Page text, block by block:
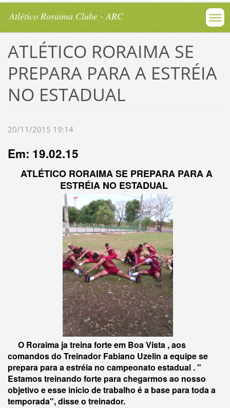
Atlético Roraima Clube - ARC
ATLÉTICO RORAIMA SE
PREPARA PARA A ESTRÉIA
NO ESTADUAL
20/11/2015 19:14
Em: 19.02.15
ATLÉTICO RORAIMA SE PREPARA PARA A
ESTRÉIA NO ESTADUAL
O Roraima ja treina forte em Boa Vista , aos
comandos do Treinador Fabiano Uzelin a equipe se
prepara para a estréia no campeonato estadual . "
Estamos treinando forte para chegarmos ao nosso
objetivo e esse inicio de trabalho é a base para toda a
temporada", disse o treinador.